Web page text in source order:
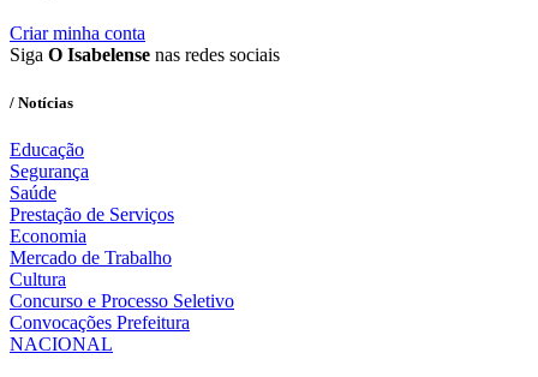
Criar minha conta
Siga O Isabelense nas redes sociais
/ Notícias
Educação
Segurança
Saúde
Prestação de Serviços
Economia
Mercado de Trabalho
Cultura
Concurso e Processo Seletivo
Convocações Prefeitura
NACIONAL